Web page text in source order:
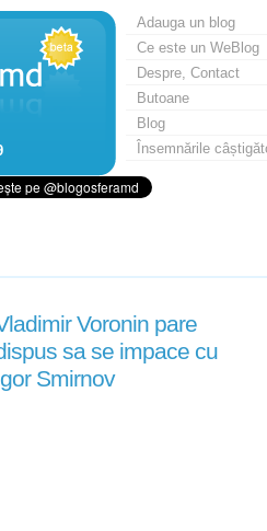
Adauga un blog
Ce este un WeBlog
Despre, Contact
Butoane
Blog
Însemnările
Voronin pare
sa se impace cu
Smirnov